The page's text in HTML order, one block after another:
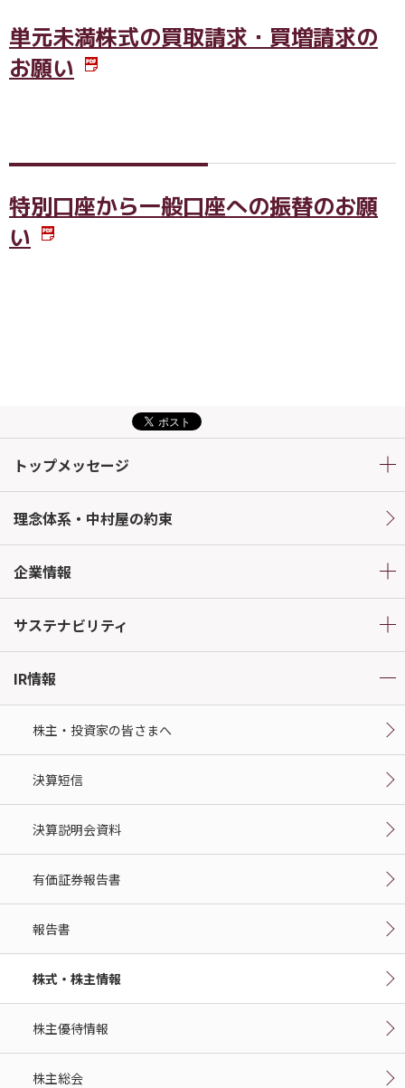
単元未満株式の買取請求・買増請求の
お願い
特別口座から一般口座への振替のお願
い
トップメッセージ
理念体系・中村屋の約束
企業情報
サステナビリティ
IR情報
株主・投資家の皆さまへ
決算短信
決算説明会資料
有価証券報告書
報告書
株式・株主情報
株主優待情報
株主総会